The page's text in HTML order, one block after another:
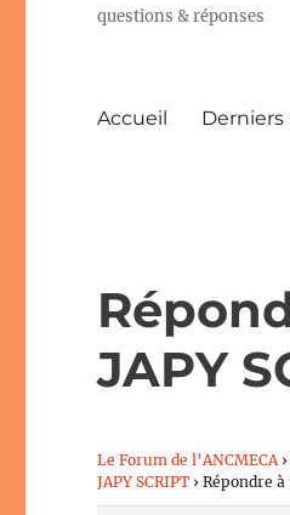
questions & réponses
Accueil Derniers
JAPY
Le Forum de l’ANCMECA ›
JAPY SCRIPT › Répondre à